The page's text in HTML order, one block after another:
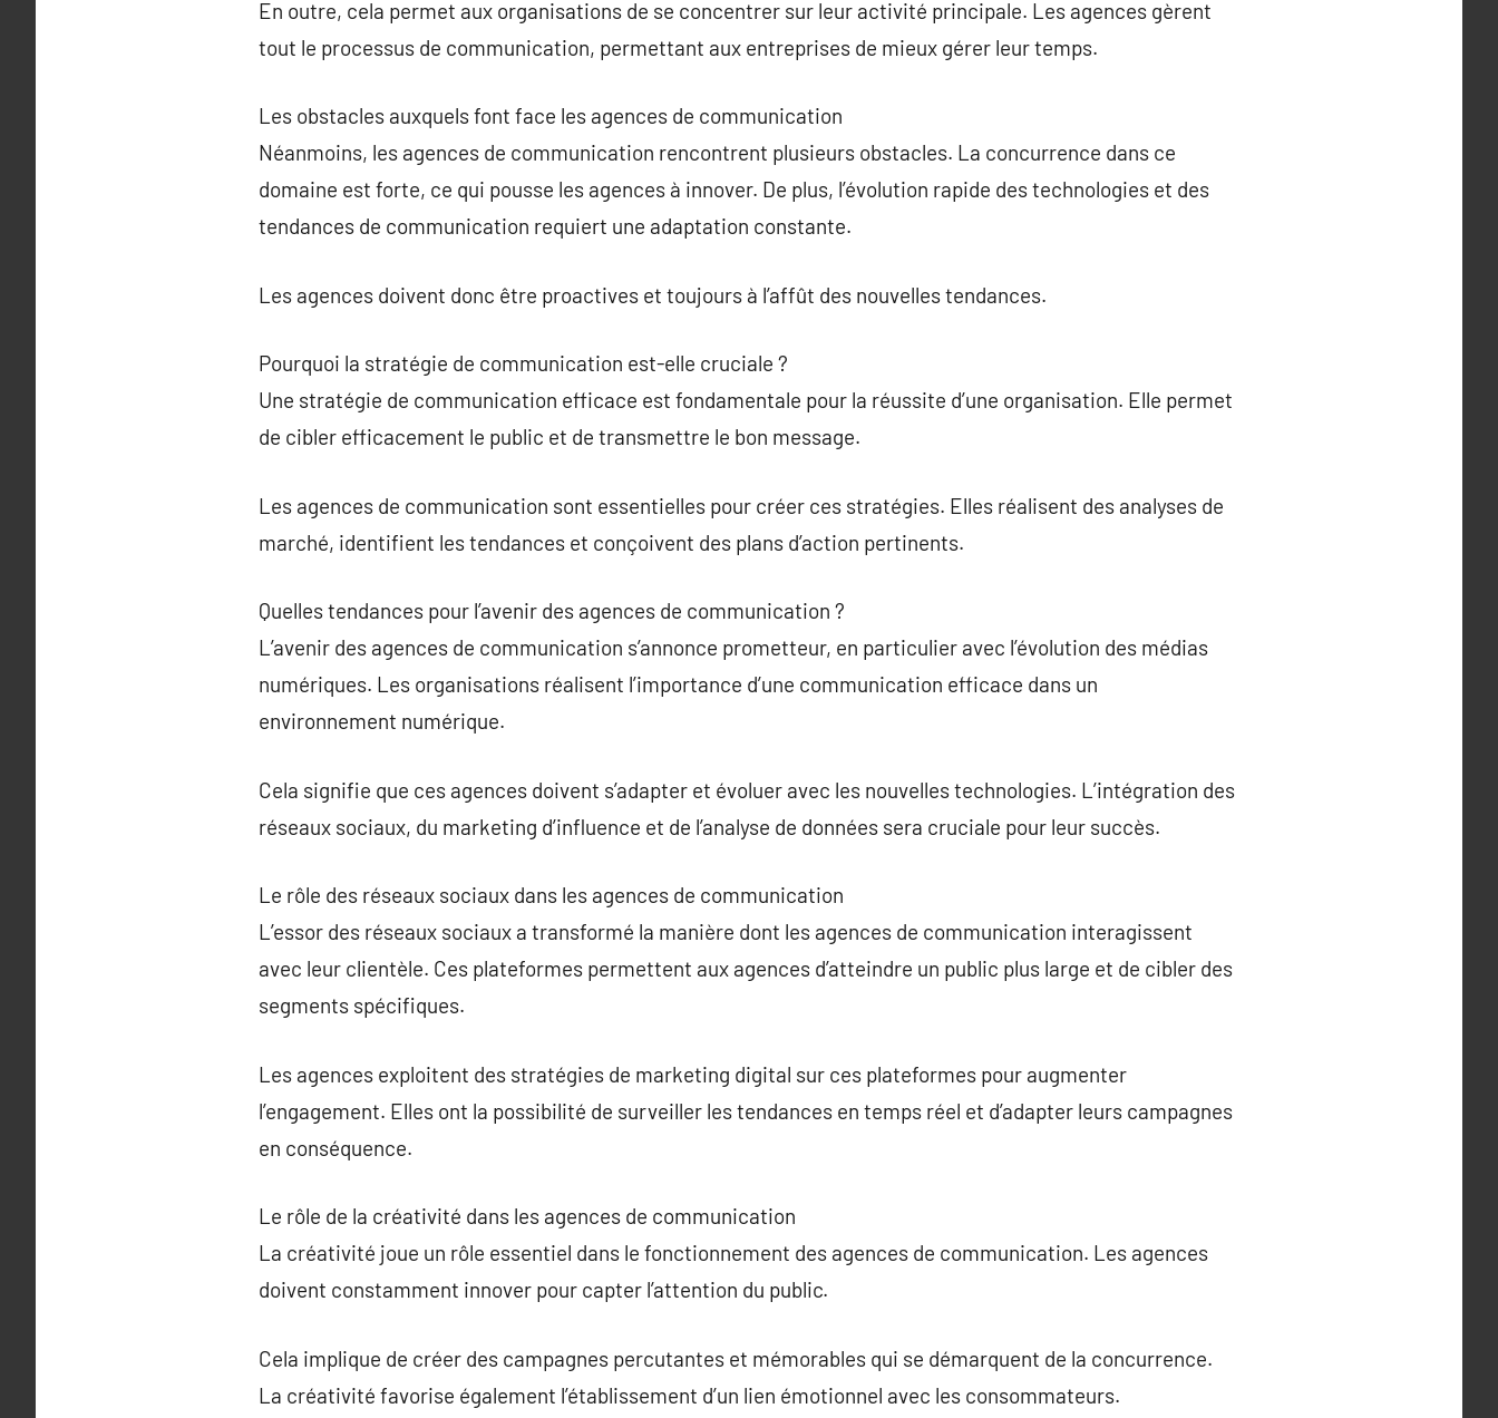
En outre, cela permet aux organisations de se concentrer sur leur activité principale. Les agences gèrent
tout le processus de communication, permettant aux entreprises de mieux gérer leur temps.
Les obstacles auxquels font face les agences de communication
Néanmoins, les agences de communication rencontrent plusieurs obstacles. La concurrence dans ce
domaine est forte, ce qui pousse les agences à innover. De plus, l’évolution rapide des technologies et des
tendances de communication requiert une adaptation constante.
Les agences doivent donc être proactives et toujours à l’affût des nouvelles tendances.
Pourquoi la stratégie de communication est-elle cruciale ?
Une stratégie de communication efficace est fondamentale pour la réussite d’une organisation. Elle permet
de cibler efficacement le public et de transmettre le bon message.
Les agences de communication sont essentielles pour créer ces stratégies. Elles réalisent des analyses de
marché, identifient les tendances et conçoivent des plans d’action pertinents.
Quelles tendances pour l’avenir des agences de communication ?
L’avenir des agences de communication s’annonce prometteur, en particulier avec l’évolution des médias
numériques. Les organisations réalisent l’importance d’une communication efficace dans un
environnement numérique.
Cela signifie que ces agences doivent s’adapter et évoluer avec les nouvelles technologies. L’intégration des
réseaux sociaux, du marketing d’influence et de l’analyse de données sera cruciale pour leur succès.
Le rôle des réseaux sociaux dans les agences de communication
L’essor des réseaux sociaux a transformé la manière dont les agences de communication interagissent
avec leur clientèle. Ces plateformes permettent aux agences d’atteindre un public plus large et de cibler des
segments spécifiques.
Les agences exploitent des stratégies de marketing digital sur ces plateformes pour augmenter
l’engagement. Elles ont la possibilité de surveiller les tendances en temps réel et d’adapter leurs campagnes
en conséquence.
Le rôle de la créativité dans les agences de communication
La créativité joue un rôle essentiel dans le fonctionnement des agences de communication. Les agences
doivent constamment innover pour capter l’attention du public.
Cela implique de créer des campagnes percutantes et mémorables qui se démarquent de la concurrence.
La créativité favorise également l’établissement d’un lien émotionnel avec les consommateurs.